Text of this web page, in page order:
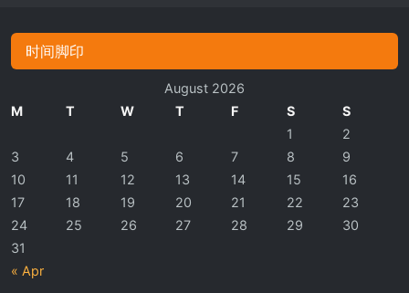
时间脚印
August 2026
M
T W T F S S
« Apr
1
2
3
4 5 6 7 8
9
10
11 12 13 14 15
16
17
18 19 20 21 22
23
24
25 26 27 28 29
30
31